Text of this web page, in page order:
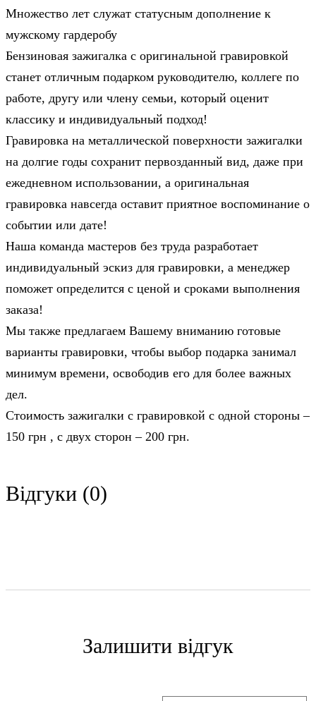
Множество лет служат статусным дополнение к
мужскому гардеробу
Бензиновая зажигалка с оригинальной гравировкой
станет отличным подарком руководителю, коллеге по
работе, другу или члену семьи, который оценит
классику и индивидуальный подход!
Гравировка на металлической поверхности зажигалки
на долгие годы сохранит первозданный вид, даже при
ежедневном использовании, а оригинальная
гравировка навсегда оставит приятное воспоминание о
событии или дате!
Наша команда мастеров без труда разработает
индивидуальный эскиз для гравировки, а менеджер
поможет определится с ценой и сроками выполнения
заказа!
Мы также предлагаем Вашему вниманию готовые
варианты гравировки, чтобы выбор подарка занимал
минимум времени, освободив его для более важных
дел.
Стоимость зажигалки с гравировкой c одной стороны –
150 грн , с двух сторон – 200 грн.
Відгуки (0)
Залишити відгук